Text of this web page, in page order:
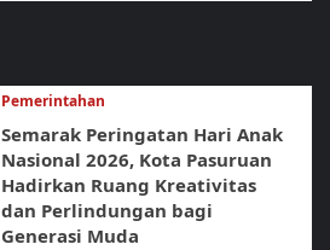
Pemerintahan
Semarak Peringatan Hari Anak
Nasional 2026, Kota Pasuruan
Hadirkan Ruang Kreativitas
dan Perlindungan bagi
Generasi Muda